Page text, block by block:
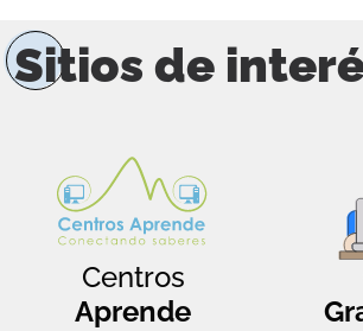
Sitios de
Centros
Aprende